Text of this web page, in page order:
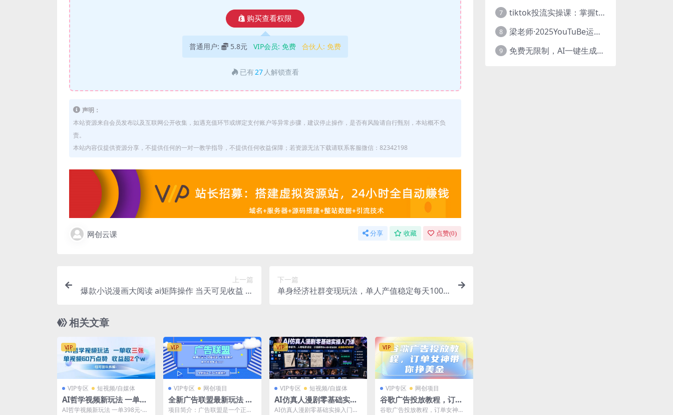
购买查看权限
普通用户: 5.8元 VIP会员: 免费 合伙人: 免费
已有27 人解锁查看
声明：
本站资源来自会员发布以及互联网公开收集，如遇充值环节或绑定支付账户等异常步骤，建议停止操作，是否有风险请自行甄别，本站概不负
责。
本站内容仅提供资源分享，不提供任何的一对一教学指导，不提供任何收益保障；若资源无法下载请联系客服微信：82342198
网创云课 分享 收藏 点赞(0)
上一篇
爆款小说漫画大阅读 ai矩阵操作 当天可见收益 日
下一篇
单身经济社群变现玩法，单人产值稳定每天1000
相关文章
VIP
VIP专区 短视频/自媒体
AI哲学视频新玩法 一单39
8元-单条视频60W点赞收
AI哲学视频新玩法 一单398元-单
VIP
VIP专区 网创项目
全新广告联盟最新玩法 全
自动脚本运行单机300+ 项
项目简介：广告联盟是一个正规
VIP
VIP专区 短视频/自媒体
AI仿真人漫剧零基础实操
入门课，从剧本创作、人
AI仿真人漫剧零基础实操入门
VIP
VIP专区 网创项目
谷歌广告投放教程，订单
女神带你挣美金
谷歌广告投放教程，订单女神带
7 tiktok投流实操课：掌握tiktok投流底层逻辑 独家TK投流玩法
8 梁老师·2025YouTuBe运营掘金指南
9 免费无限制，AI一键生成原创中视频，轻松日入2000+，超简单，可矩阵，…